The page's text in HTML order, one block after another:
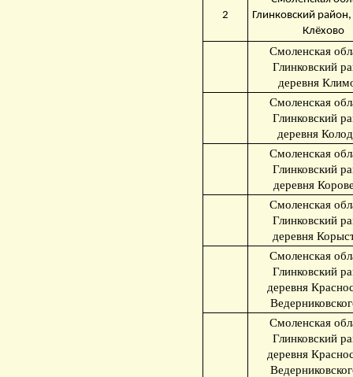
2
Глинковский
Клёхово
Смоленская
Глинковский
деревня
Смоленская
Глинковский
деревня
Смоленская
Глинковский
деревня
Смоленская
Глинковский
деревня
Смоленская
Глинковский
деревня
Смоленская
Глинковский
деревня